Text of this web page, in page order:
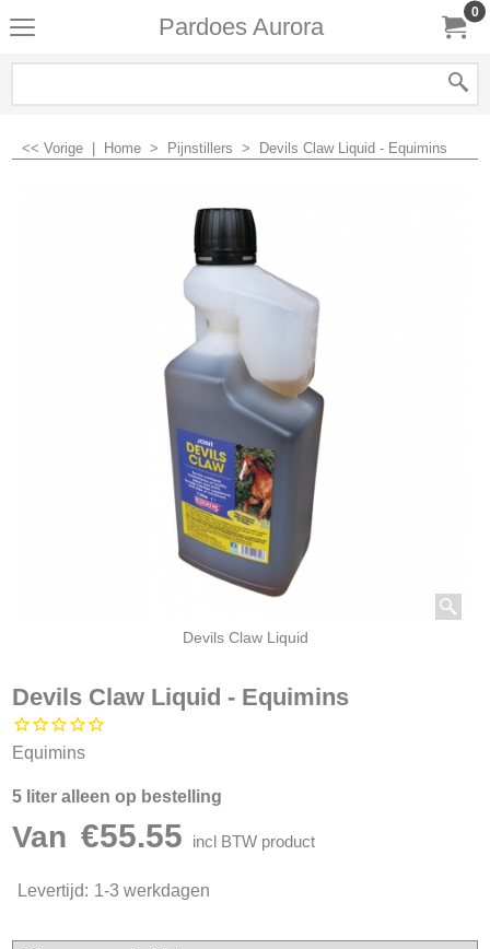
Pardoes Aurora
0
<< Vorige Home > Pijnstillers > Devils Claw Liquid - Equimins
Devils Claw Liquid
Devils Claw Liquid - Equimins
Equimins
5 liter alleen op bestelling
Van €55.55 incl BTW product
Levertijd: 1-3 werkdagen